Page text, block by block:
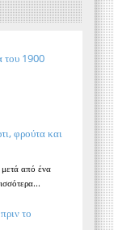
του 1900
φρούτα και
μετά από ένα
το